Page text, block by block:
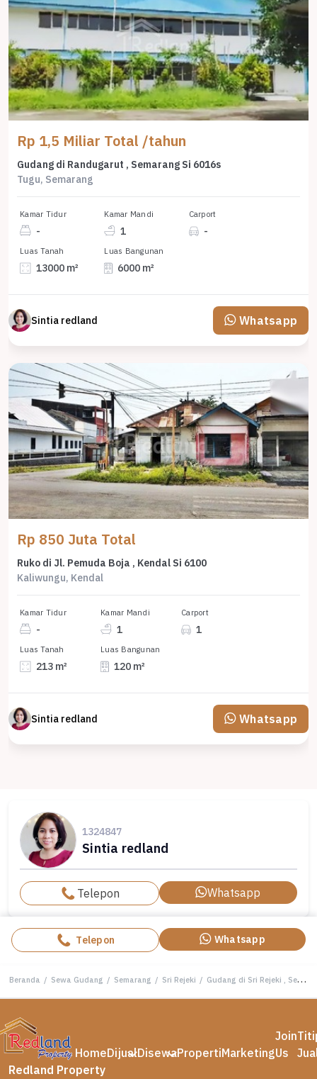
Rp 1,5 Miliar Total /tahun
Gudang di Randugarut , Semarang Si 6016s
Tugu, Semarang
Kamar Tidur
-
Kamar Mandi
1
Carport
-
Luas Tanah
13000 m²
Luas Bangunan
6000 m²
Sintia redland Whatsapp
Rp 850 Juta Total
Ruko di Jl. Pemuda Boja , Kendal Si 6100
Kaliwungu, Kendal
Kamar Tidur
-
Kamar Mandi
1
Carport
1
Luas Tanah
213 m²
Luas Bangunan
120 m²
Sintia redland Whatsapp
1324847
Sintia redland
Telepon Whatsapp
Telepon Whatsapp
Beranda / Sewa Gudang / Semarang / Sri Rejeki / Gudang di Sri Rejeki , Semarang Barat Vn 3519
HomeDijualDisewaPropertiMarketing
Join
Us
Redland Property